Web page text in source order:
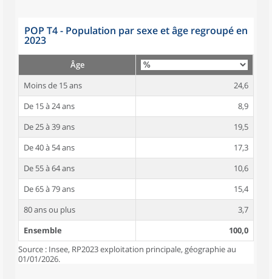
POP T4 - Population par sexe et âge regroupé en
2023
Âge
Moins de 15 ans
24,6
De 15 à 24 ans
8,9
De 25 à 39 ans
19,5
De 40 à 54 ans
17,3
De 55 à 64 ans
10,6
De 65 à 79 ans
15,4
80 ans ou plus
3,7
Ensemble
100,0
Source : Insee, RP2023 exploitation principale, géographie au
01/01/2026.